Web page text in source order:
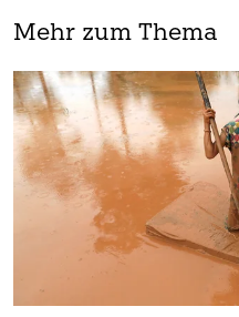
Mehr zum Thema